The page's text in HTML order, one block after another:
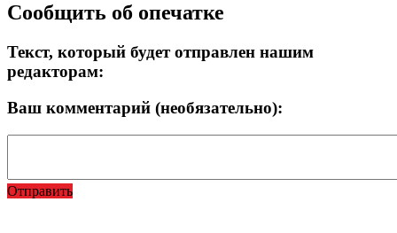
Сообщить об опечатке
Текст, который будет отправлен нашим
редакторам:
Ваш комментарий (необязательно):
Отправить